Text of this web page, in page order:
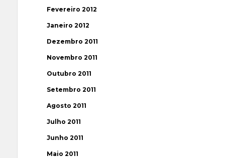
Fevereiro 2012
Janeiro 2012
Dezembro 2011
Novembro 2011
Outubro 2011
Setembro 2011
Agosto 2011
Julho 2011
Junho 2011
Maio 2011